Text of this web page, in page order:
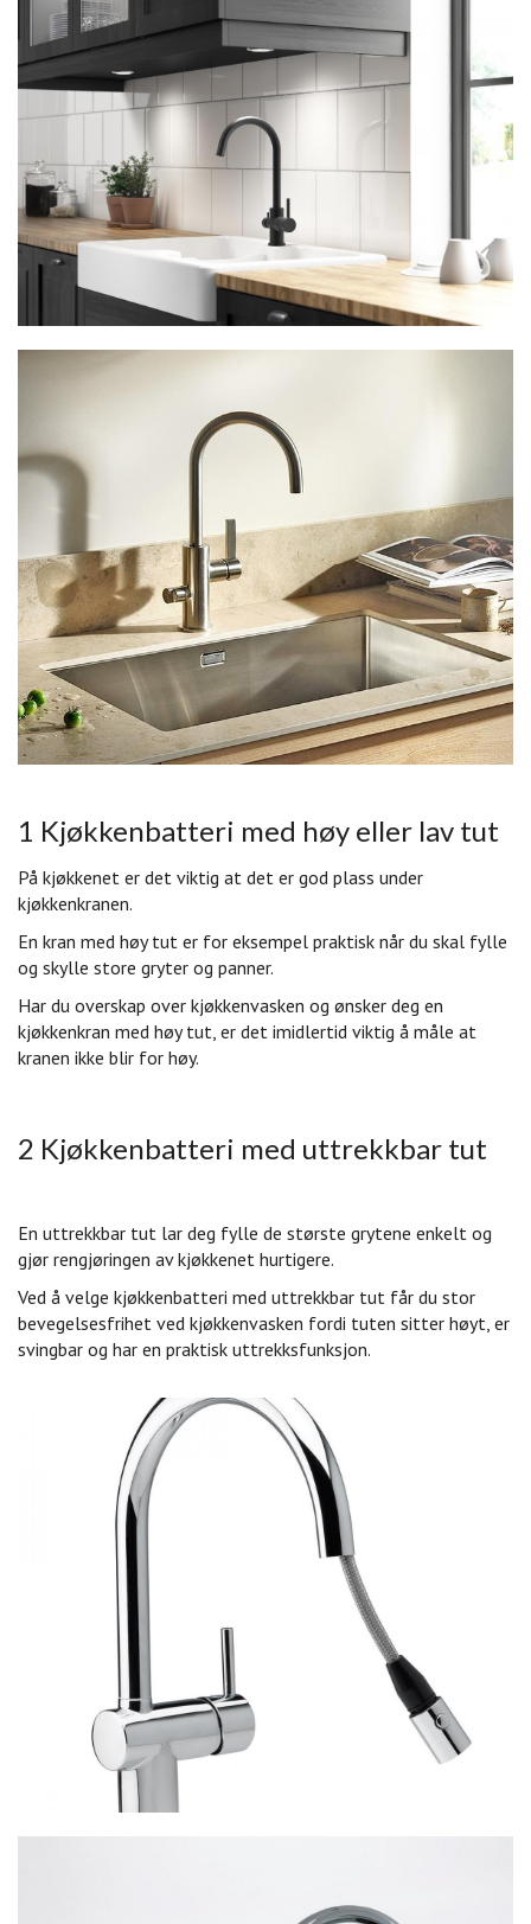
1 Kjøkkenbatteri med høy eller lav tut
På kjøkkenet er det viktig at det er god plass under
kjøkkenkranen.
En kran med høy tut er for eksempel praktisk når du skal fylle
og skylle store gryter og panner.
Har du overskap over kjøkkenvasken og ønsker deg en
kjøkkenkran med høy tut, er det imidlertid viktig å måle at
kranen ikke blir for høy.
2 Kjøkkenbatteri med uttrekkbar tut
En uttrekkbar tut lar deg fylle de største grytene enkelt og
gjør rengjøringen av kjøkkenet hurtigere.
Ved å velge kjøkkenbatteri med uttrekkbar tut får du stor
bevegelsesfrihet ved kjøkkenvasken fordi tuten sitter høyt, er
svingbar og har en praktisk uttrekksfunksjon.